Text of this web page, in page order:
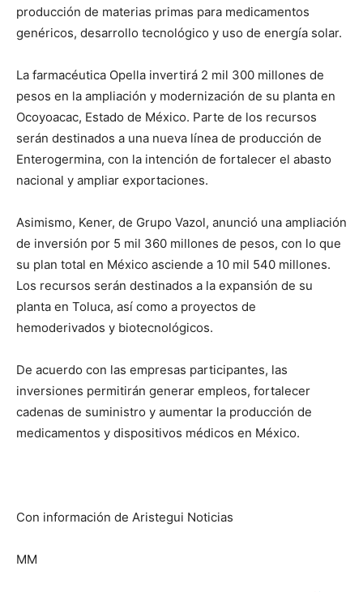
producción de materias primas para medicamentos
genéricos, desarrollo tecnológico y uso de energía solar.
La farmacéutica Opella invertirá 2 mil 300 millones de
pesos en la ampliación y modernización de su planta en
Ocoyoacac, Estado de México. Parte de los recursos
serán destinados a una nueva línea de producción de
Enterogermina, con la intención de fortalecer el abasto
nacional y ampliar exportaciones.
Asimismo, Kener, de Grupo Vazol, anunció una ampliación
de inversión por 5 mil 360 millones de pesos, con lo que
su plan total en México asciende a 10 mil 540 millones.
Los recursos serán destinados a la expansión de su
planta en Toluca, así como a proyectos de
hemoderivados y biotecnológicos.
De acuerdo con las empresas participantes, las
inversiones permitirán generar empleos, fortalecer
cadenas de suministro y aumentar la producción de
medicamentos y dispositivos médicos en México.
Con información de Aristegui Noticias
MM